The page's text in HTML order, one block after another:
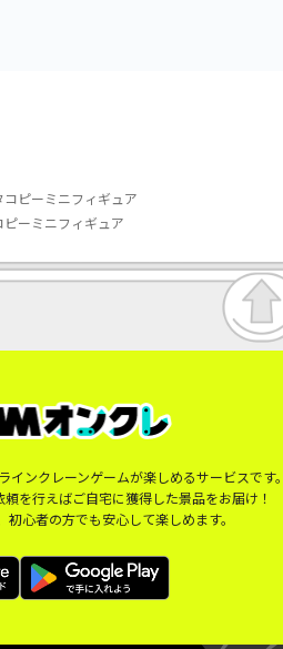
ピーミニフィギュア
ーミニフィギュア
インクレーンゲームが楽しめるサービスです
を行えばご自宅に獲得した景品をお届け！
心者の方でも安心して楽しめます。